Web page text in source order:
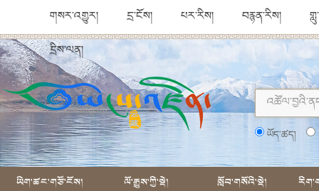
གསར་འགྱུར། དྲ་ངོས། པར་རིས། བརྙན་རིས།
དྲིས་ལན།
ཡོད་ཚད།
ཡིག་ཚང་གཙོ་ངོས། ལོ་རྒྱུས་ཀྱི་སྡེ། སློབ་གསོའི་སྡེ།